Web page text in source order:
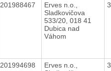
201988467
Erves n.o.,
Sladkovičova
533/20, 018 41
Dubica nad
Váhom
201994698
Erves n.o.,